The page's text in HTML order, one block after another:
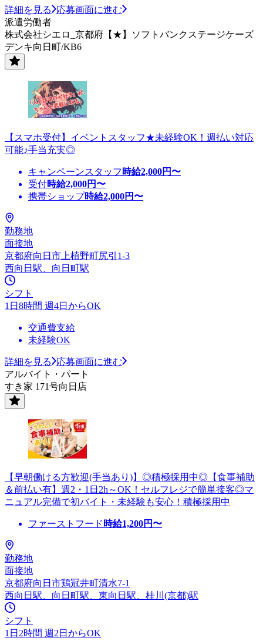
詳細を見る
応募画面に進む
派遣労働者
株式会社シエロ_京都府【★】ソフトバンクステージケーズ
デンキ向日町/KB6
【スマホ受付】イベントスタッフ★未経験OK！週払い対応
可能♪手当充実◎
キャンペーンスタッフ 時給2,000円〜
受付時給2,000円〜
携帯ショップ時給2,000円〜
勤務地
面接地
京都府向日市上植野町尻引1-3
西向日駅、向日町駅
シフト
1日8時間 週4日からOK
交通費支給
未経験OK
詳細を見る
応募画面に進む
アルバイト・パート
すき家 171号向日店
【早朝働ける方歓迎(手当あり)】◎積極採用中◎【食事補助
＆前払い有】週2・1日2h～OK！セルフレジで簡単接客◎マ
ニュアル完備で初バイト・未経験も安心！積極採用中
ファーストフード 時給1,200円〜
勤務地
面接地
京都府向日市鶏冠井町清水7-1
西向日駅、向日町駅、東向日駅、桂川(京都)駅
シフト
1日2時間 週2日からOK